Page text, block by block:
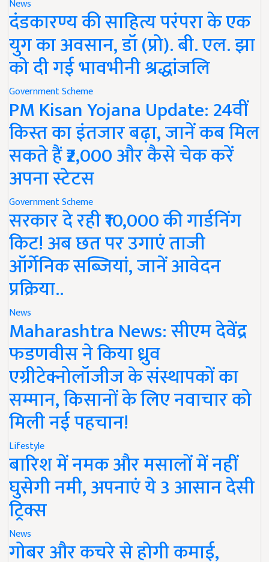
News
दंडकारण्य की साहित्य परंपरा के एक
युग का अवसान, डॉ (प्रो). बी. एल. झा
को दी गई भावभीनी श्रद्धांजलि
Government Scheme
PM Kisan Yojana Update: 24वीं
किस्त का इंतजार बढ़ा, जानें कब मिल
सकते हैं ₹2,000 और कैसे चेक करें
अपना स्टेटस
Government Scheme
सरकार दे रही ₹10,000 की गार्डनिंग
किट! अब छत पर उगाएं ताजी
ऑर्गेनिक सब्जियां, जानें आवेदन
प्रक्रिया..
News
Maharashtra News: सीएम देवेंद्र
फडणवीस ने किया ध्रुव
एग्रीटेक्नोलॉजीज के संस्थापकों का
सम्मान, किसानों के लिए नवाचार को
मिली नई पहचान!
Lifestyle
बारिश में नमक और मसालों में नहीं
घुसेगी नमी, अपनाएं ये 3 आसान देसी
ट्रिक्स
News
गोबर और कचरे से होगी कमाई,